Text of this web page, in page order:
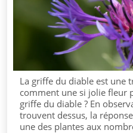
La griffe du diable est une
comment une si jolie fleur
griffe du diable ? En
trouvent dessus, la
une des plantes aux